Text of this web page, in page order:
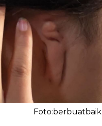
Foto:berbuatbaik